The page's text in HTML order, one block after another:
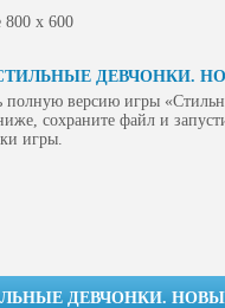
х 600
ДЕВЧОНКИ.
полную версию игры
сохраните файл и
игры.
ДЕВЧОНКИ.